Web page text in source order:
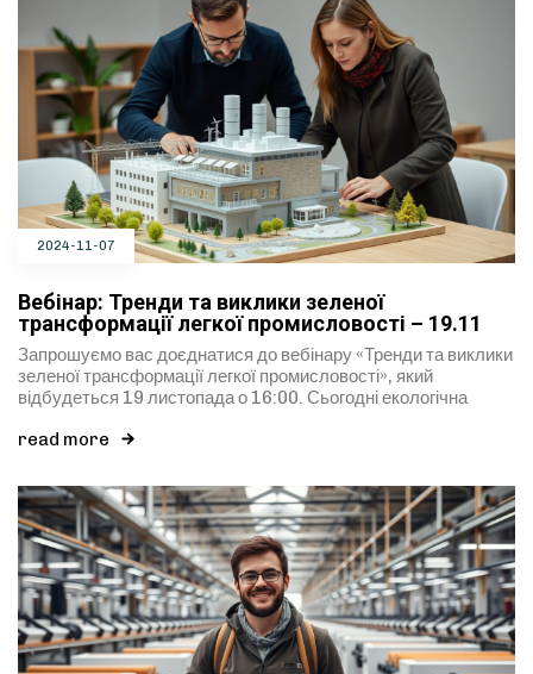
2024-11-07
Вебінар: Тренди та виклики зеленої
трансформації легкої промисловості – 19.11
Запрошуємо вас доєднатися до вебінару «Тренди та виклики
зеленої трансформації легкої промисловості», який
відбудеться 19 листопада о 16:00. Сьогодні екологічна
read more